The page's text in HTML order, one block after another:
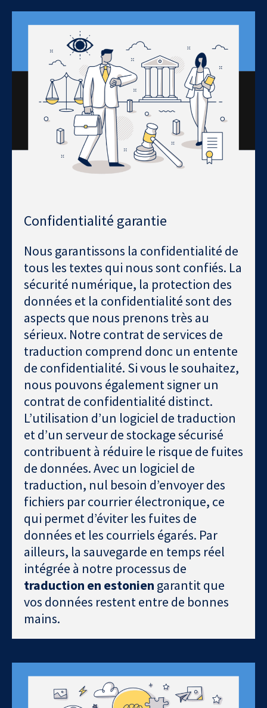
Confidentialité garantie
Nous garantissons la confidentialité de
tous les textes qui nous sont confiés. La
sécurité numérique, la protection des
données et la confidentialité sont des
aspects que nous prenons très au
sérieux. Notre contrat de services de
traduction comprend donc un entente
de confidentialité. Si vous le souhaitez,
nous pouvons également signer un
contrat de confidentialité distinct.
L’utilisation d’un logiciel de traduction
et d’un serveur de stockage sécurisé
contribuent à réduire le risque de fuites
de données. Avec un logiciel de
traduction, nul besoin d’envoyer des
fichiers par courrier électronique, ce
qui permet d’éviter les fuites de
données et les courriels égarés. Par
ailleurs, la sauvegarde en temps réel
intégrée à notre processus de
traduction en estonien garantit que
vos données restent entre de bonnes
mains.